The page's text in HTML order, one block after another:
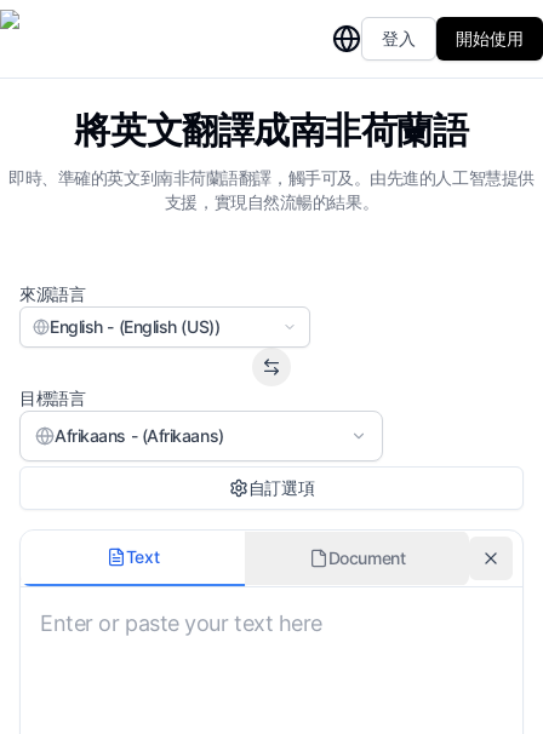
登入 開始使用
將英文翻譯成南非荷蘭語
即時、準確的英文到南非荷蘭語翻譯，觸手可及。由先進的人工智慧提供
支援，實現自然流暢的結果。
來源語言
English - (English (US))
目標語言
Afrikaans - (Afrikaans)
自訂選項
保留原始格式
Text Document